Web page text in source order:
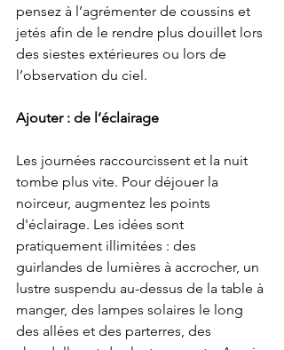
pensez à l’agrémenter de coussins et
jetés afin de le rendre plus douillet lors
des siestes extérieures ou lors de
l’observation du ciel.
Ajouter : de l’éclairage
Les journées raccourcissent et la nuit
tombe plus vite. Pour déjouer la
noirceur, augmentez les points
d'éclairage. Les idées sont
pratiquement illimitées : des
guirlandes de lumières à accrocher, un
lustre suspendu au-dessus de la table à
manger, des lampes solaires le long
des allées et des parterres, des